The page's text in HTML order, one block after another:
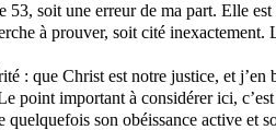
53, soit une erreur de ma part. Elle
à prouver, soit cité
: que Christ est notre justice, et j’en
point important à considérer ici,
quelquefois son obéissance active et